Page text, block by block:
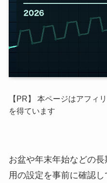
【PR】 本ページはアフィ
を得ています
お盆や年末年始などの
用の設定を事前に確認し